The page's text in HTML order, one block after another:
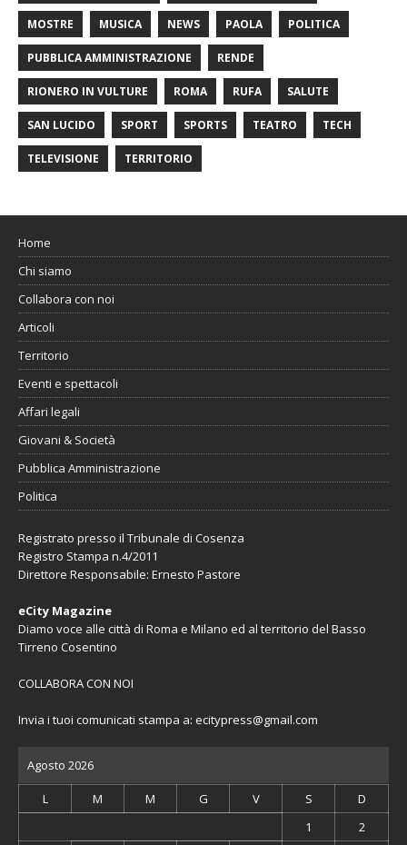
MOSTRE MUSICA NEWS PAOLA POLITICA
PUBBLICA AMMINISTRAZIONE RENDE
RIONERO IN VULTURE ROMA RUFA SALUTE
SAN LUCIDO SPORT SPORTS TEATRO TECH
TELEVISIONE TERRITORIO
Home
Chi siamo
Collabora con noi
Articoli
Territorio
Eventi e spettacoli
Affari legali
Giovani & Società
Pubblica Amministrazione
Politica
Registrato presso il Tribunale di Cosenza
Registro Stampa n.4/2011
Direttore Responsabile: Ernesto Pastore
eCity Magazine
Diamo voce alle città di Roma e Milano ed al territorio del Basso
Tirreno Cosentino
COLLABORA CON NOI
Invia i tuoi comunicati stampa a: ecitypress@gmail.com
Agosto 2026
L M M G V S
D
1
2